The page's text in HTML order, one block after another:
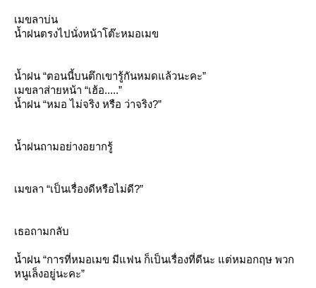
เมขลาบ่น
น้ำฝนตรงไปนั่งหน้าโต๊ะหมอเมข
น้ำฝน “ตอนนี้บนตึกเขารู้กันหมดแล้วนะคะ”
เมขลาส่ายหน้า “เฮ้อ.....”
น้ำฝน “หมอ ไม่จริง หรือ ว่าจริง?”
น้ำฝนถามอย่างอยากรู้
เมขลา “เป็นเรื่องดีหรือไม่ดี?”
เธอถามกลับ
น้ำฝน “การที่หมอเมข มีแฟน ก็เป็นเรื่องที่ดีนะ แต่หมอกฤษ พวก
หนูเล็งอยู่นะคะ”